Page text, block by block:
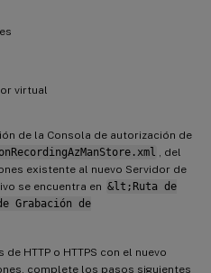
de la Consola de autorización de
, del
existente al nuevo Servidor de
se encuentra en &lt;Ruta de
Grabación de
HTTP o HTTPS con el nuevo
complete los pasos siguientes